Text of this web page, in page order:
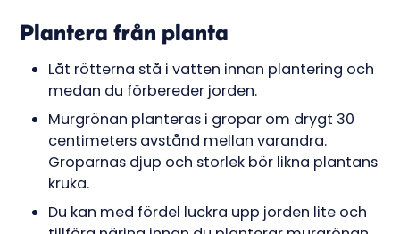
Plantera från planta
Låt rötterna stå i vatten innan plantering och
medan du förbereder jorden.
Murgrönan planteras i gropar om drygt 30
centimeters avstånd mellan varandra.
Groparnas djup och storlek bör likna plantans
kruka.
Du kan med fördel luckra upp jorden lite och